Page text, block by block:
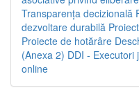
Transparenţa decizională
dezvoltare durabilă
Proiecte de hotărâre
(Anexa 2) DDI - Executori
online